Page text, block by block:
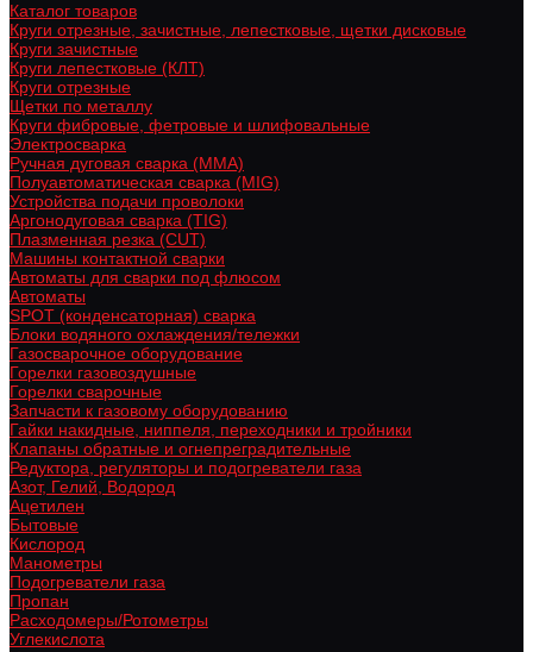
Каталог товаров
Круги отрезные, зачистные, лепестковые, щетки дисковые
Круги зачистные
Круги лепестковые (КЛТ)
Круги отрезные
Щетки по металлу
Круги фибровые, фетровые и шлифовальные
Электросварка
Ручная дуговая сварка (MMA)
Полуавтоматическая сварка (MIG)
Устройства подачи проволоки
Аргонодуговая сварка (TIG)
Плазменная резка (CUT)
Машины контактной сварки
Автоматы для сварки под флюсом
Автоматы
SPOT (конденсаторная) сварка
Блоки водяного охлаждения/тележки
Газосварочное оборудование
Горелки газовоздушные
Горелки сварочные
Запчасти к газовому оборудованию
Гайки накидные, ниппеля, переходники и тройники
Клапаны обратные и огнепреградительные
Редуктора, регуляторы и подогреватели газа
Азот, Гелий, Водород
Ацетилен
Бытовые
Кислород
Манометры
Подогреватели газа
Пропан
Расходомеры/Ротометры
Углекислота